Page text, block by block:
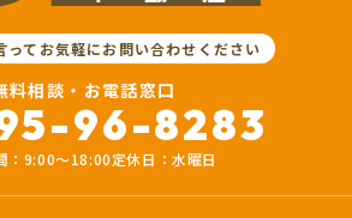
ってお気軽にお問い合わせください
料相談・お電話窓口
96-8283
：9:00〜18:00定休日：水曜日